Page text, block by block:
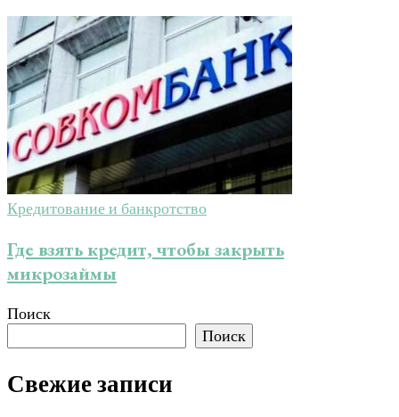
Кредитование и банкротство
Где взять кредит, чтобы закрыть
микрозаймы
Поиск
Поиск
Свежие записи